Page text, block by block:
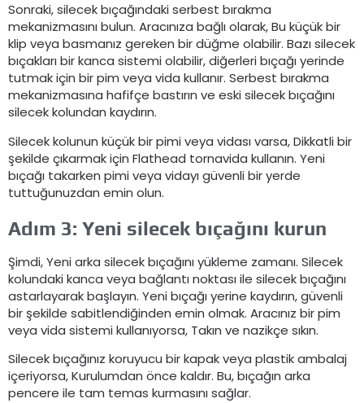
Sonraki, silecek bıçağındaki serbest bırakma
mekanizmasını bulun. Aracınıza bağlı olarak, Bu küçük bir
klip veya basmanız gereken bir düğme olabilir. Bazı silecek
bıçakları bir kanca sistemi olabilir, diğerleri bıçağı yerinde
tutmak için bir pim veya vida kullanır. Serbest bırakma
mekanizmasına hafifçe bastırın ve eski silecek bıçağını
silecek kolundan kaydırın.
Silecek kolunun küçük bir pimi veya vidası varsa, Dikkatli bir
şekilde çıkarmak için Flathead tornavida kullanın. Yeni
bıçağı takarken pimi veya vidayı güvenli bir yerde
tuttuğunuzdan emin olun.
Adım 3: Yeni silecek bıçağını kurun
Şimdi, Yeni arka silecek bıçağını yükleme zamanı. Silecek
kolundaki kanca veya bağlantı noktası ile silecek bıçağını
astarlayarak başlayın. Yeni bıçağı yerine kaydırın, güvenli
bir şekilde sabitlendiğinden emin olmak. Aracınız bir pim
veya vida sistemi kullanıyorsa, Takın ve nazikçe sıkın.
Silecek bıçağınız koruyucu bir kapak veya plastik ambalaj
içeriyorsa, Kurulumdan önce kaldır. Bu, bıçağın arka
pencere ile tam temas kurmasını sağlar.